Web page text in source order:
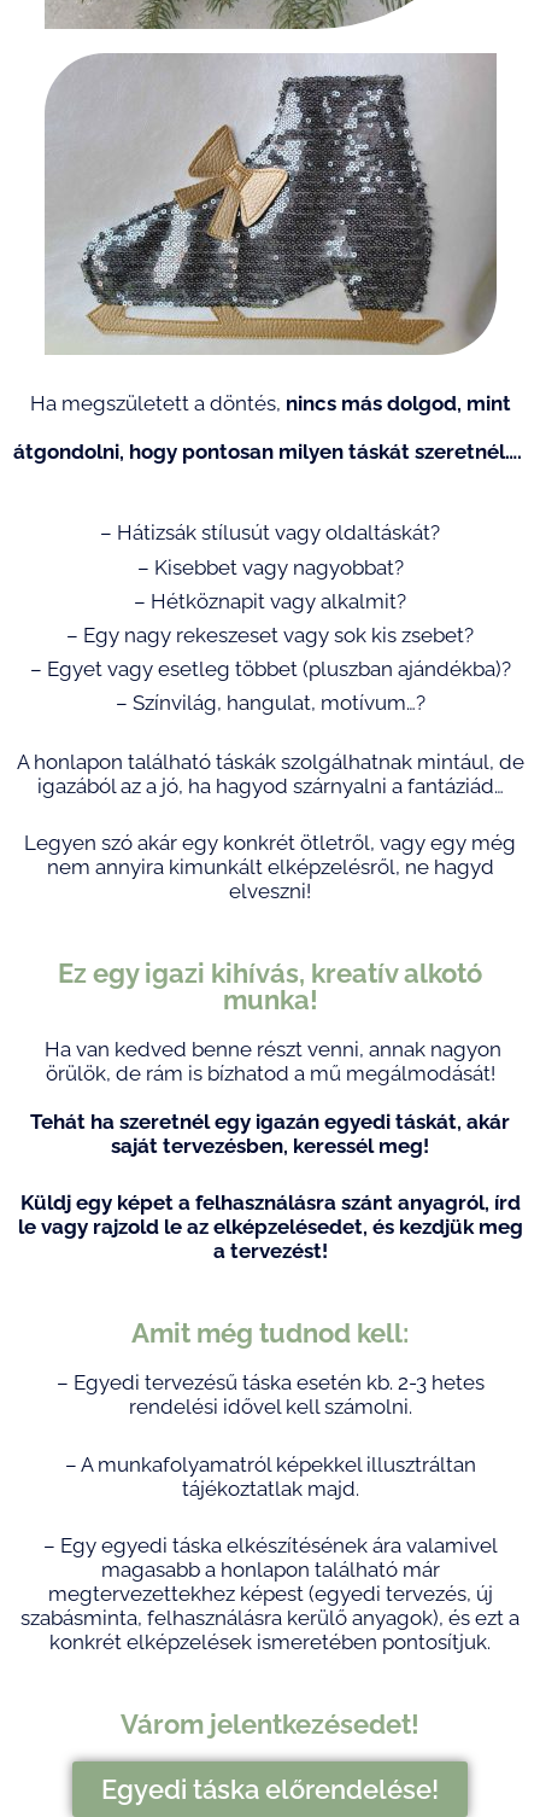
Ha megszületett a döntés, nincs más dolgod, mint
átgondolni, hogy pontosan milyen táskát szeretnél….
– Hátizsák stílusút vagy oldaltáskát?
– Kisebbet vagy nagyobbat?
– Hétköznapit vagy alkalmit?
– Egy nagy rekeszeset vagy sok kis zsebet?
– Egyet vagy esetleg többet (pluszban ajándékba)?
– Színvilág, hangulat, motívum…?
A honlapon található táskák szolgálhatnak mintául, de
igazából az a jó, ha hagyod szárnyalni a fantáziád…
Legyen szó akár egy konkrét ötletről, vagy egy még
nem annyira kimunkált elképzelésről, ne hagyd
elveszni!
Ez egy igazi kihívás, kreatív alkotó
munka!
Ha van kedved benne részt venni, annak nagyon
örülök, de rám is bízhatod a mű megálmodását!
Tehát ha szeretnél egy igazán egyedi táskát, akár
saját tervezésben, keressél meg!
Küldj egy képet a felhasználásra szánt anyagról, írd
le vagy rajzold le az elképzelésedet, és kezdjük meg
a tervezést!
Amit még tudnod kell:
– Egyedi tervezésű táska esetén kb. 2-3 hetes
rendelési idővel kell számolni.
– A munkafolyamatról képekkel illusztráltan
tájékoztatlak majd.
– Egy egyedi táska elkészítésének ára valamivel
magasabb a honlapon található már
megtervezettekhez képest (egyedi tervezés, új
szabásminta, felhasználásra kerülő anyagok), és ezt a
konkrét elképzelések ismeretében pontosítjuk.
Várom jelentkezésedet!
Egyedi táska előrendelése!